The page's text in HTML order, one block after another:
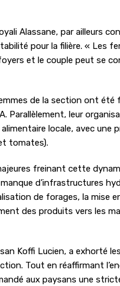
Alassane, par ailleurs
pour la filière. « Les
et le couple peut se
de la section ont
leur
locale, avec une
tomates).
freinant cette
d’infrastructures
de forages, la mise
des produits vers les
Koffi Lucien, a exhorté
Tout en réaffirmant
aux paysans une